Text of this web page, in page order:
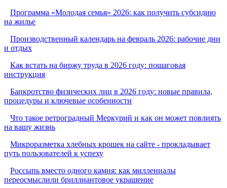
Программа «Молодая семья» 2026: как получить субсидию
на жилье
Производственный календарь на февраль 2026: рабочие дни
и отдых
Как встать на биржу труда в 2026 году: пошаговая
инструкция
Банкротство физических лиц в 2026 году: новые правила,
процедуры и ключевые особенности
Что такое ретроградный Меркурий и как он может повлиять
на вашу жизнь
Микроразметка хлебных крошек на сайте - прокладывает
путь пользователей к успеху
Россыпь вместо одного камня: как миллениалы
переосмыслили бриллиантовое украшение